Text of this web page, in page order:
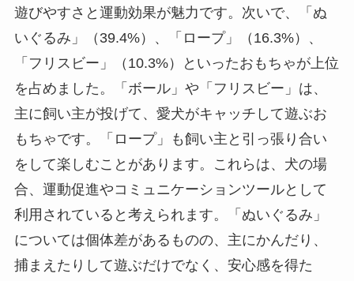
遊びやすさと運動効果が魅力です。次いで、「ぬ
いぐるみ」（39.4%）、「ロープ」（16.3%）、
「フリスビー」（10.3%）といったおもちゃが上位
を占めました。「ボール」や「フリスビー」は、
主に飼い主が投げて、愛犬がキャッチして遊ぶお
もちゃです。「ロープ」も飼い主と引っ張り合い
をして楽しむことがあります。これらは、犬の場
合、運動促進やコミュニケーションツールとして
利用されていると考えられます。「ぬいぐるみ」
については個体差があるものの、主にかんだり、
捕まえたりして遊ぶだけでなく、安心感を得た